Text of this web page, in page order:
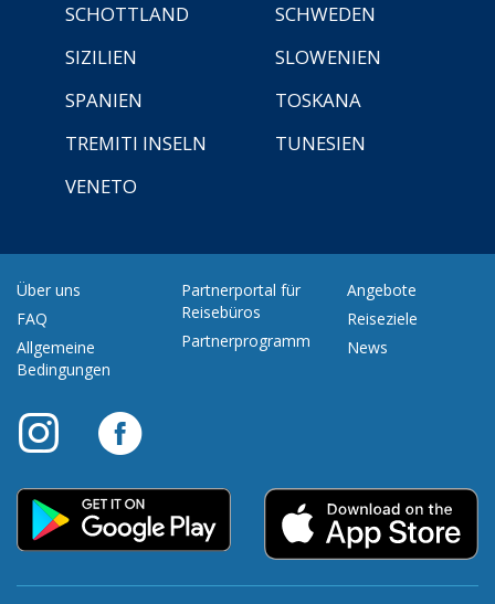
SCHOTTLAND
SCHWEDEN
SIZILIEN
SLOWENIEN
SPANIEN
TOSKANA
TREMITI INSELN
TUNESIEN
VENETO
Über uns
FAQ
Allgemeine
Bedingungen
Partnerportal für
Reisebüros
Partnerprogramm
Angebote
Reiseziele
News